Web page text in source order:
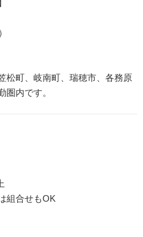
松町、岐南町、瑞穂市、各務原
圏内です。
合せもOK